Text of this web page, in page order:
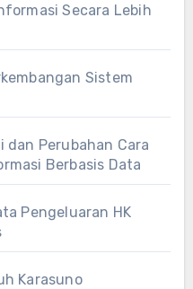
Secara Lebih
Sistem
dan Perubahan Cara
Berbasis Data
Pengeluaran HK
Karasuno